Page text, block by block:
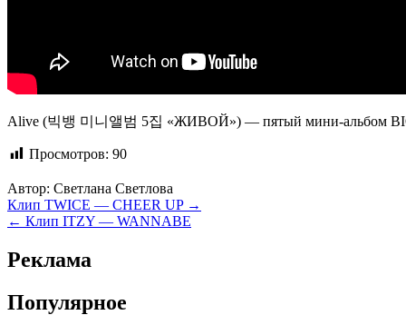
Alive (빅뱅 미니앨범 5집 «ЖИВОЙ») — пятый мини-альбом
Просмотров: 90
Автор: Светлана Светлова
Навигация
по
записям
Клип TWICE — CHEER UP →
← Клип ITZY — WANNABE
Реклама
Популярное